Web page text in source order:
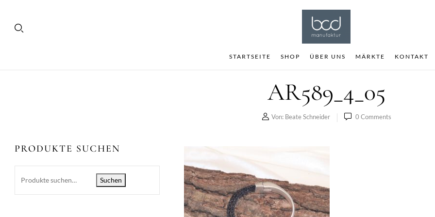
STARTSEITE SHOP ÜBER UNS MÄRKTE KONTAKT
AR589_4_05
Von: Beate Schneider 0 Comments
PRODUKTE SUCHEN
Suchen